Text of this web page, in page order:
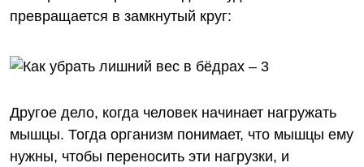
превращается в замкнутый круг:
Другое дело, когда человек начинает нагружать
мышцы. Тогда организм понимает, что мышцы ему
нужны, чтобы переносить эти нагрузки, и